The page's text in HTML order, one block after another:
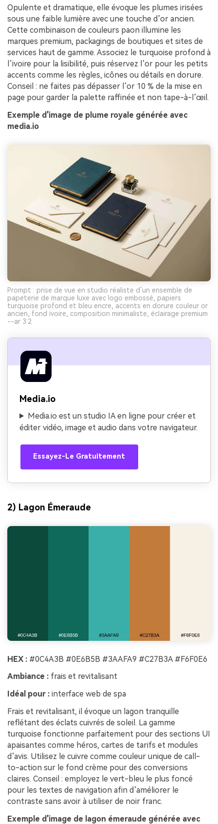
Opulente et dramatique, elle évoque les plumes irisées
sous une faible lumière avec une touche d’or ancien.
Cette combinaison de couleurs paon illumine les
marques premium, packagings de boutiques et sites de
services haut de gamme. Associez le turquoise profond à
l’ivoire pour la lisibilité, puis réservez l’or pour les petits
accents comme les règles, icônes ou détails en dorure.
Conseil : ne faites pas dépasser l’or 10 % de la mise en
page pour garder la palette raffinée et non tape-à-l’œil.
Exemple d'image de plume royale générée avec
media.io
Prompt : prise de vue en studio réaliste d’un ensemble de
papeterie de marque luxe avec logo embossé, papiers
turquoise profond et bleu encre, accents en dorure couleur or
ancien, fond ivoire, composition minimaliste, éclairage premium
--ar 3:2
Media.io
Media.io est un studio IA en ligne pour créer et
éditer vidéo, image et audio dans votre navigateur.
Essayez-Le Gratuitement
2) Lagon Émeraude
HEX : #0C4A3B #0E6B5B #3AAFA9 #C27B3A #F6F0E6
Ambiance : frais et revitalisant
Idéal pour : interface web de spa
Frais et revitalisant, il évoque un lagon tranquille
reflétant des éclats cuivrés de soleil. La gamme
turquoise fonctionne parfaitement pour des sections UI
apaisantes comme héros, cartes de tarifs et modules
d’avis. Utilisez le cuivre comme couleur unique de call-
to-action sur le fond crème pour des conversions
claires. Conseil : employez le vert-bleu le plus foncé
pour les textes de navigation afin d’améliorer le
contraste sans avoir à utiliser de noir franc.
Exemple d'image de lagon émeraude générée avec